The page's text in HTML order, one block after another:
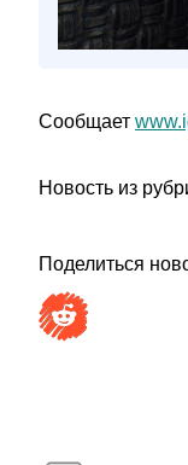
Сообщает
Новость из
Поделиться